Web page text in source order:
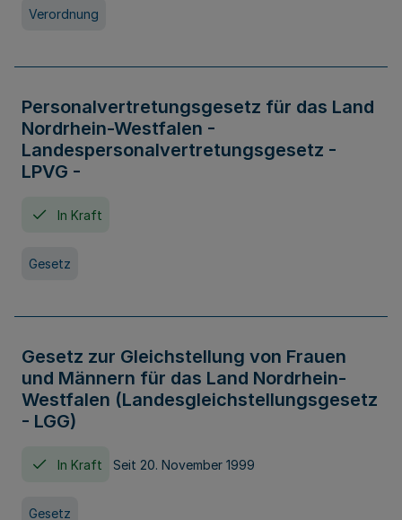
Verordnung
Personalvertretungsgesetz für das Land
Nordrhein-Westfalen -
Landespersonalvertretungsgesetz -
LPVG -
In Kraft
Gesetz
Gesetz zur Gleichstellung von Frauen
und Männern für das Land Nordrhein-
Westfalen (Landesgleichstellungsgesetz
- LGG)
In Kraft Seit 20. November 1999
Gesetz